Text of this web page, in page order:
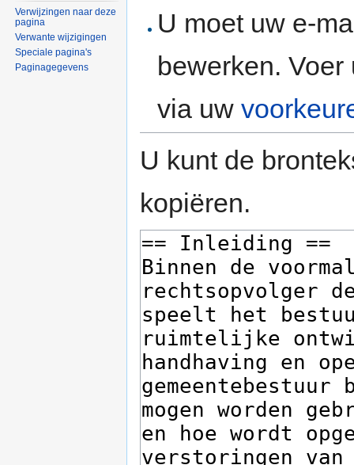
U moet uw e-
bewerken.
via uw
U kunt de
kopiëren.
Verwijzingen naar deze
pagina
Verwante wijzigingen
Speciale pagina's
Paginagegevens